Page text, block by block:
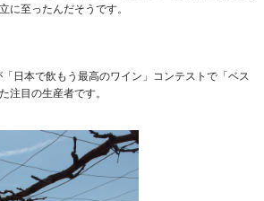
に至ったんだそうです。
日本で飲もう最高のワイン」コンテストで「ベス
注目の生産者です。